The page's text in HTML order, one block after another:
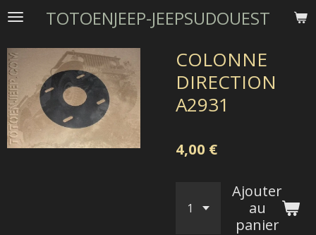
Passer
contenu
principal
TOTOENJEEP-JEEPSUDOUEST
COLONNE
DIRECTION
A2931
4,00 €
Ajouter
au
panier